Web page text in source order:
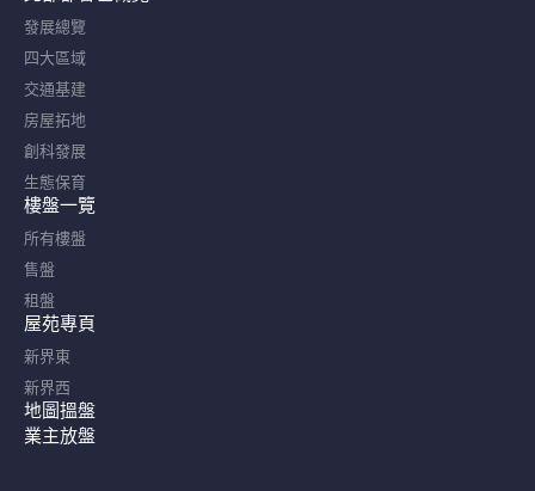
發展總覽
四大區域
交通基建
房屋拓地
創科發展
生態保育
樓盤一覽
所有樓盤
售盤
租盤
屋苑專頁
新界東
新界西
地圖搵盤
業主放盤